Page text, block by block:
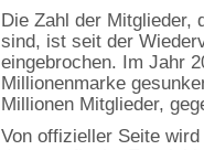
Die Zahl der Mitglieder,
sind, ist seit der
eingebrochen. Im Jahr
Millionenmarke
Millionen Mitglieder,
Von offizieller Seite